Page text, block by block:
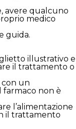
avere qualcuno
medico
guida.
illustrativo e
il trattamento o
con un
farmaco non è
l’alimentazione
il trattamento